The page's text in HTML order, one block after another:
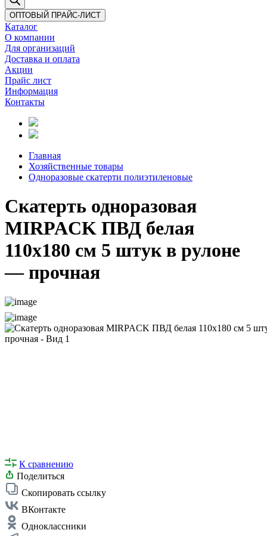
ОПТОВЫЙ ПРАЙС-ЛИСТ
Каталог
О компании
Для организаций
Доставка и оплата
Акции
Прайс лист
Информация
Контакты
Главная
Хозяйственные товары
Одноразовые скатерти полиэтиленовые
Скатерть одноразовая
MIRPACK ПВД белая
110х180 см 5 штук в рулоне
— прочная
К сравнению
Поделиться
Скопировать ссылку
ВКонтакте
Одноклассники